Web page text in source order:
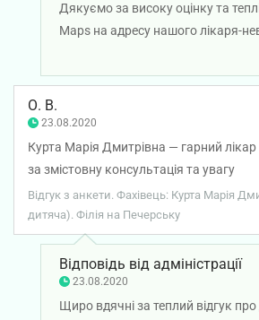
Дякуємо за високу оцінку та
Maps на адресу нашого лікаря-
Дмитрівни. Дякуємо за довіру
міцного здоров'я!
О. В.
23.08.2020
Курта Марія Дмитрівна — гарний лікар
за змістовну консультація та увагу
Відгук з анкети. Фахівець: Курта Марія
дитяча). Філія на Печерську
Відповідь від адміністрації
23.08.2020
Щиро вдячні за теплий відгук